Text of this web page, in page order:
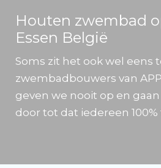
Houten zwembad
Essen België
Soms zit het ook wel eens
zwembadbouwers van
geven we nooit op en
door tot dat iedereen 100%